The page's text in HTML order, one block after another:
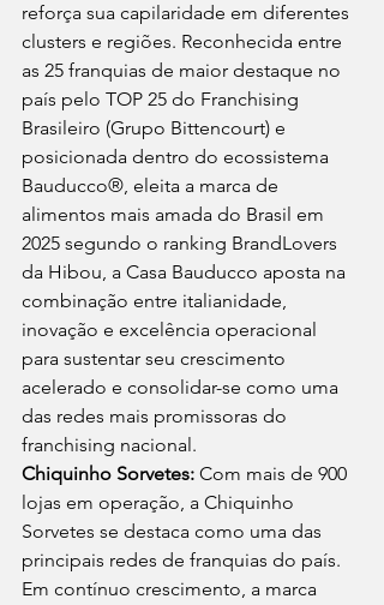
reforça sua capilaridade em diferentes
clusters e regiões. Reconhecida entre
as 25 franquias de maior destaque no
país pelo TOP 25 do Franchising
Brasileiro (Grupo Bittencourt) e
posicionada dentro do ecossistema
Bauducco®, eleita a marca de
alimentos mais amada do Brasil em
2025 segundo o ranking BrandLovers
da Hibou, a Casa Bauducco aposta na
combinação entre italianidade,
inovação e excelência operacional
para sustentar seu crescimento
acelerado e consolidar-se como uma
das redes mais promissoras do
franchising nacional.
Chiquinho Sorvetes: Com mais de 900
lojas em operação, a Chiquinho
Sorvetes se destaca como uma das
principais redes de franquias do país.
Em contínuo crescimento, a marca